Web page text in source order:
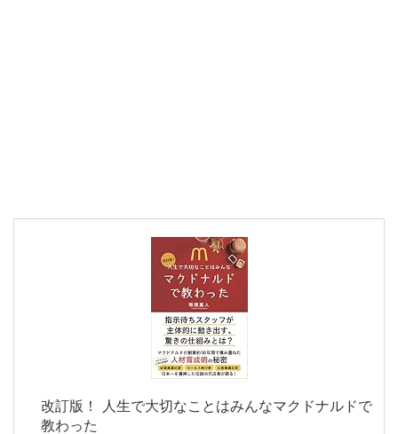
改訂版！ 人生で大切なことはみんなマクドナルドで
教わった